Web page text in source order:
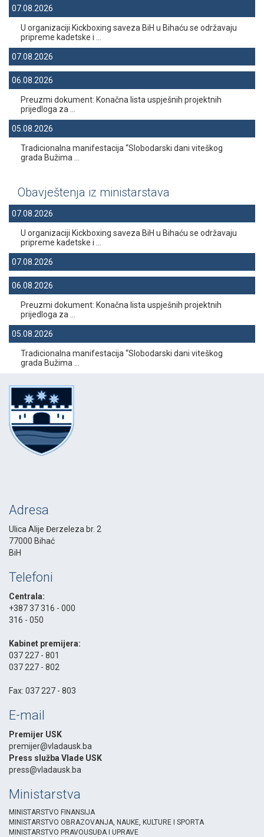
07.08.2026
U organizaciji Kickboxing saveza BiH u Bihaću se održavaju
pripreme kadetske i ...
07.08.2026
06.08.2026
Preuzmi dokument: Konačna lista uspješnih projektnih
prijedloga za ...
05.08.2026
Tradicionalna manifestacija “Slobodarski dani viteškog
grada Bužima ...
Obavještenja iz ministarstava
07.08.2026
U organizaciji Kickboxing saveza BiH u Bihaću se održavaju
pripreme kadetske i ...
07.08.2026
06.08.2026
Preuzmi dokument: Konačna lista uspješnih projektnih
prijedloga za ...
05.08.2026
Tradicionalna manifestacija “Slobodarski dani viteškog
grada Bužima ...
Adresa
Ulica Alije Đerzeleza br. 2
77000 Bihać
BiH
Telefoni
Centrala:
+387 37 316 - 000
316 - 050
Kabinet premijera:
037 227 - 801
037 227 - 802
Fax: 037 227 - 803
E-mail
Premijer USK
premijer@vladausk.ba
Press služba Vlade USK
press@vladausk.ba
Ministarstva
MINISTARSTVO FINANSIJA
MINISTARSTVO OBRAZOVANJA, NAUKE, KULTURE I SPORTA
MINISTARSTVO PRAVOUSUĐA I UPRAVE